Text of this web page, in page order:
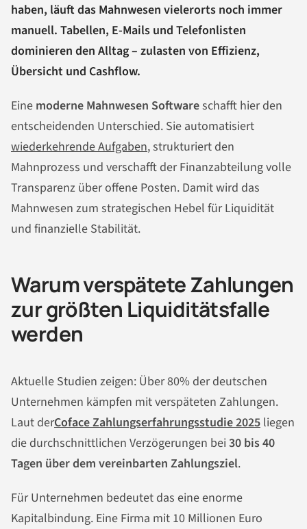
haben, läuft das Mahnwesen vielerorts noch immer
manuell. Tabellen, E-Mails und Telefonlisten
dominieren den Alltag – zulasten von Effizienz,
Übersicht und Cashflow.
Eine moderne Mahnwesen Softwareschafft hier den
entscheidenden Unterschied. Sie automatisiert
wiederkehrende Aufgaben, strukturiert den
Mahnprozess und verschafft der Finanzabteilung volle
Transparenz über offene Posten. Damit wird das
Mahnwesen zum strategischen Hebel für Liquidität
und finanzielle Stabilität.
Warum verspätete Zahlungen
zur größten Liquiditätsfalle
werden
Aktuelle Studien zeigen: Über 80% der deutschen
Unternehmen kämpfen mit verspäteten Zahlungen.
Laut derCoface Zahlungserfahrungsstudie 2025 liegen
die durchschnittlichen Verzögerungen bei30 bis 40
Tagen über dem vereinbarten Zahlungsziel.
Für Unternehmen bedeutet das eine enorme
Kapitalbindung. Eine Firma mit 10 Millionen Euro